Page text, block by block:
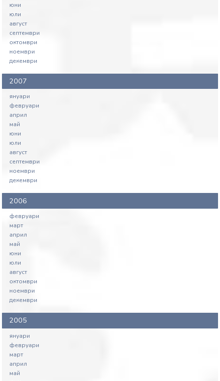
юни
юли
август
септември
октомври
ноември
декември
2007
януари
февруари
април
май
юни
юли
август
септември
ноември
декември
2006
февруари
март
април
май
юни
юли
август
октомври
ноември
декември
2005
януари
февруари
март
април
май